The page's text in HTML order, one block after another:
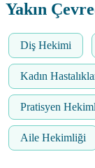
Yakın
Diş Hekimi
Kadın
Pratisyen
Aile Hekimliği